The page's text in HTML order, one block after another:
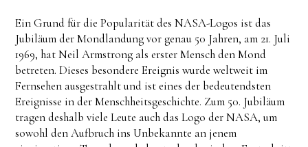
Ein Grund für die Popularität des NASA-Logos ist das
Jubiläum der Mondlandung vor genau 50 Jahren, am 21. Juli
1969, hat Neil Armstrong als erster Mensch den Mond
betreten. Dieses besondere Ereignis wurde weltweit im
Fernsehen ausgestrahlt und ist eines der bedeutendsten
Ereignisse in der Menschheitsgeschichte. Zum 50. Jubiläum
tragen deshalb viele Leute auch das Logo der NASA, um
sowohl den Aufbruch ins Unbekannte an jenem